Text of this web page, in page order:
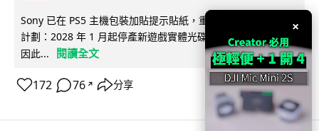
Sony 已在 PS5 主機包裝加貼提示貼紙，重申官方 7 月已公布
計劃：2028 年 1 月起停產新遊戲實體光碟。分析師預期 PS6
因此...
閱讀全文
172 76 ↗ 分享
×